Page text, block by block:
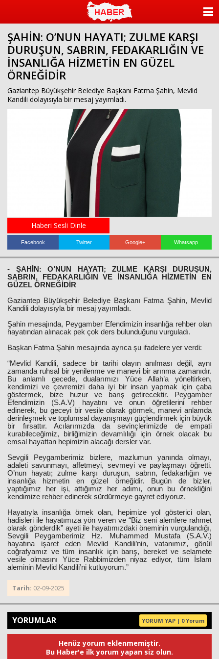
ŞAHİN: O’NUN HAYATI; ZULME KARŞI
DURUŞUN, SABRIN, FEDAKARLIĞIN VE
İNSANLIĞA HİZMETİN EN GÜZEL
ÖRNEĞİDİR
Gaziantep Büyükşehir Belediye Başkanı Fatma Şahin, Mevlid
Kandili dolayısıyla bir mesaj yayımladı.
Haberi Sesli Dinle
Facebook Twitter Google+ Whatsapp
- ŞAHİN: O’NUN HAYATI; ZULME KARŞI DURUŞUN,
SABRIN, FEDAKARLIĞIN VE İNSANLIĞA HİZMETİN EN
GÜZEL ÖRNEĞİDİR
Gaziantep Büyükşehir Belediye Başkanı Fatma Şahin, Mevlid
Kandili dolayısıyla bir mesaj yayımladı.
Şahin mesajında, Peygamber Efendimizin insanlığa rehber olan
hayatından alınacak pek çok ders bulunduğunu vurguladı.
Başkan Fatma Şahin mesajında ayrıca şu ifadelere yer verdi:
“Mevlid Kandili, sadece bir tarihi olayın anılması değil, aynı
zamanda ruhsal bir yenilenme ve manevi bir arınma zamanıdır.
Bu anlamlı gecede, dualarımızı Yüce Allah’a yöneltirken,
kendimizi ve çevremizi daha iyi bir insan yapmak için çaba
göstermek, bize huzur ve barış getirecektir. Peygamber
Efendimizin (S.A.V) hayatını ve onun öğretilerini rehber
edinerek, bu geceyi bir vesile olarak görmek, manevi anlamda
derinleşmek ve toplumsal dayanışmayı güçlendirmek için büyük
bir fırsattır. Acılarımızda da sevinçlerimizde de empati
kurabileceğimiz, birliğimizin devamlılığı için örnek olacak bu
emsal hayattan hepimizin alacağı dersler var.
Sevgili Peygamberimiz bizlere, mazlumun yanında olmayı,
adaleti savunmayı, affetmeyi, sevmeyi ve paylaşmayı öğretti.
O’nun hayatı; zulme karşı duruşun, sabrın, fedakarlığın ve
insanlığa hizmetin en güzel örneğidir. Bugün de bizler,
yaptığımız her işi, attığımız her adımı, onun bu örnekliğini
kendimize rehber edinerek sürdürmeye gayret ediyoruz.
Hayatıyla insanlığa örnek olan, hepimize yol gösterici olan,
hadisleri ile hayatımıza yön veren ve “Biz seni alemlere rahmet
olarak gönderdik” ayeti ile hayatımızdaki öneminin vurgulandığı,
Sevgili Peygamberimiz Hz. Muhammed Mustafa (S.A.V.)
hayatına işaret eden Mevlid Kandili’nin, vatanımız, gönül
coğrafyamız ve tüm insanlık için barış, bereket ve selamete
vesile olmasını Yüce Rabbimizden niyaz ediyor, tüm İslam
aleminin Mevlid Kandili’ni kutluyorum.”
Tarih: 02-09-2025
YORUMLAR YORUM YAP | 0 Yorum
Henüz yorum eklenmemiştir.
Bu Haber'e ilk yorum yapan siz olun.
KATEGORİLER
YAZARLAR
VİDEO GALERİ